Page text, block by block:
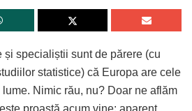
și specialiștii sunt de părere (cu
statistice) că Europa are cele
Nimic rău, nu? Doar ne aflăm
proastă acum vine: aparent